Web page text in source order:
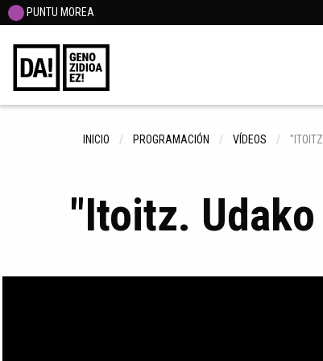
PUNTU MOREA
INICIO PROGRAMACIÓN VÍDEOS
"Itoitz.